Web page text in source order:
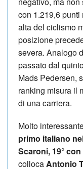
con 1.219,6
alta del ciclismo
posizione
severa. Analogo
passato dal
Mads Pedersen,
ranking misura il
di una carriera.
Molto
primo italiano
Scaroni, 19°
collocaAntonio